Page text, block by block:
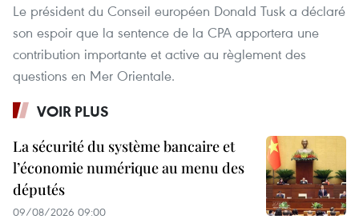
Le président du Conseil européen Donald Tusk a déclaré
son espoir que la sentence de la CPA apportera une
contribution importante et active au règlement des
questions en Mer Orientale.
VOIR PLUS
La sécurité du système bancaire et
l’économie numérique au menu des
députés
09/08/2026 09:00